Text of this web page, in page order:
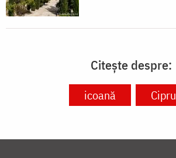
Citește despre:
icoană Cipru